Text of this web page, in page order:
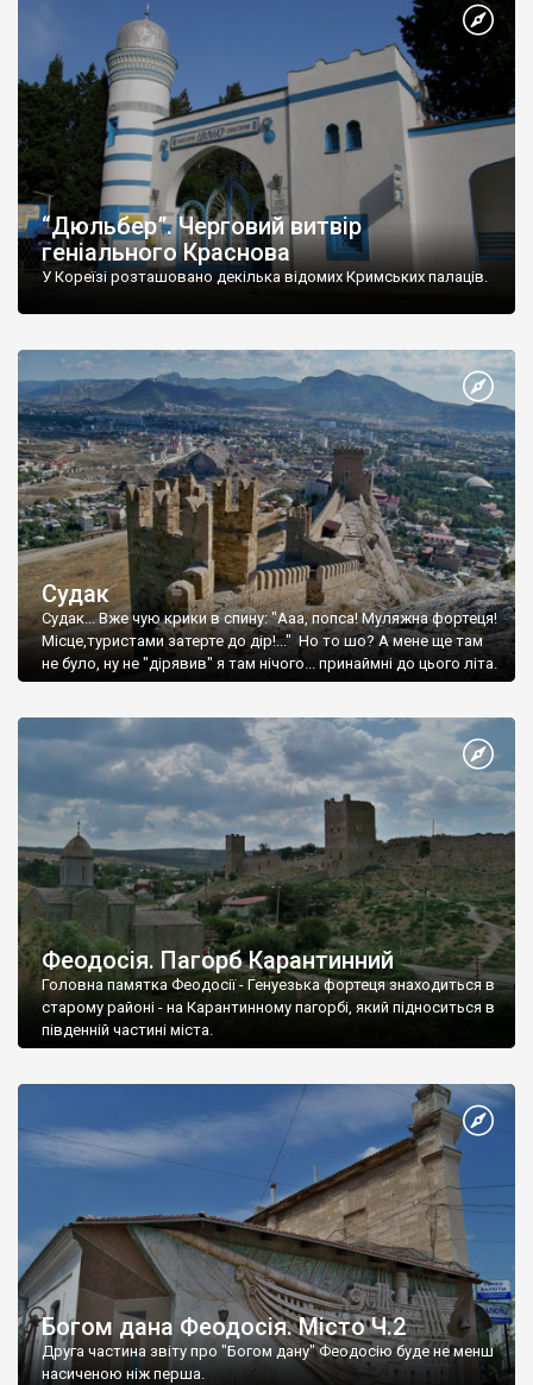
“Дюльбер”. Черговий витвір
геніального Краснова
У Кореїзі розташовано декілька відомих Кримських палаців.
Судак
Судак... Вже чую крики в спину: "Ааа, попса! Муляжна фортеця!
Місце,туристами затерте до дір!..." Но то шо? А мене ще там
не було, ну не "дірявив" я там нічого... принаймні до цього літа.
Феодосія. Пагорб Карантинний
Головна памятка Феодосії - Генуезька фортеця знаходиться в
старому районі - на Карантинному пагорбі, який підноситься в
південній частині міста.
Богом дана Феодосія. Місто Ч.2
Друга частина звіту про "Богом дану" Феодосію буде не менш
насиченою ніж перша.